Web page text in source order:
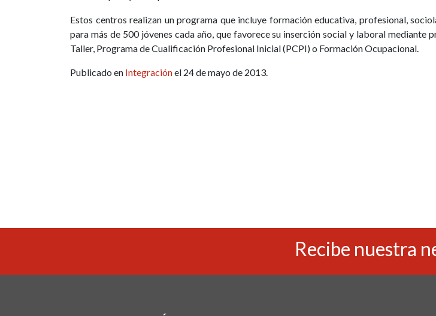
Estos centros realizan un programa que incluye formación educativa, profesional,
para más de 500 jóvenes cada año, que favorece su inserción social y laboral mediante
Taller, Programa de Cualificación Profesional Inicial (PCPI) o Formación Ocupacional.
Publicado en Integraciónel 24 de mayo de 2013.
Recibe nuestra